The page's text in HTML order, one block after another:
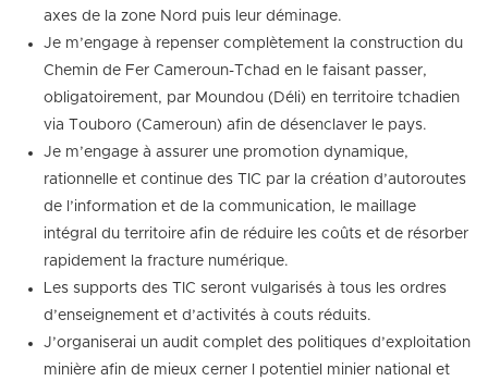
axes de la zone Nord puis leur déminage.
Je m’engage à repenser complètement la construction du
Chemin de Fer Cameroun-Tchad en le faisant passer,
obligatoirement, par Moundou (Déli) en territoire tchadien
via Touboro (Cameroun) afin de désenclaver le pays.
Je m’engage à assurer une promotion dynamique,
rationnelle et continue des TIC par la création d’autoroutes
de l’information et de la communication, le maillage
intégral du territoire afin de réduire les coûts et de résorber
rapidement la fracture numérique.
Les supports des TIC seront vulgarisés à tous les ordres
d’enseignement et d’activités à couts réduits.
J’organiserai un audit complet des politiques d’exploitation
minière afin de mieux cerner l potentiel minier national et